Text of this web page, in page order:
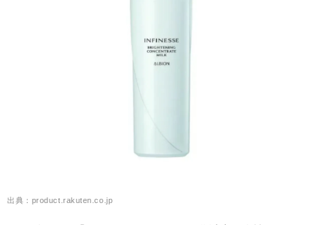
出典：product.rakuten.co.jp